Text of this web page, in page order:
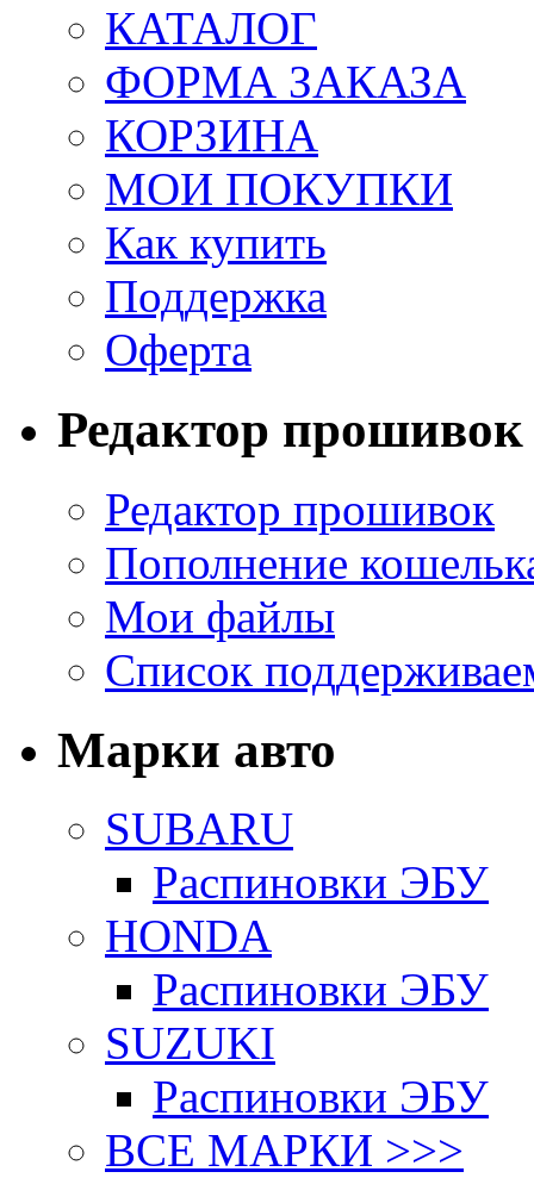
КАТАЛОГ
ФОРМА ЗАКАЗА
КОРЗИНА
МОИ ПОКУПКИ
Как купить
Поддержка
Оферта
Редактор прошивок
Редактор прошивок
Пополнение
Мои файлы
Список
Марки авто
SUBARU
Распиновки ЭБУ
HONDA
Распиновки ЭБУ
SUZUKI
Распиновки ЭБУ
ВСЕ МАРКИ >>>